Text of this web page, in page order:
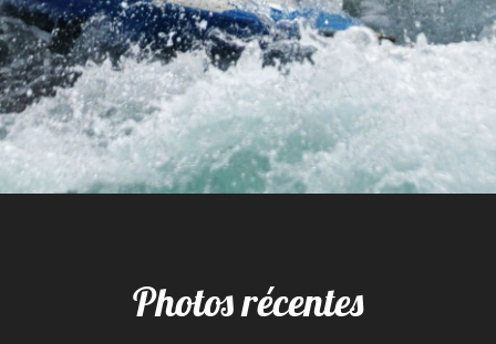
Photos récentes